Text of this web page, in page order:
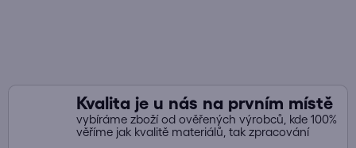
Kvalita je u nás na prvním místě
vybíráme zboží od ověřených výrobců, kde 100%
věříme jak kvalitě materiálů, tak zpracování